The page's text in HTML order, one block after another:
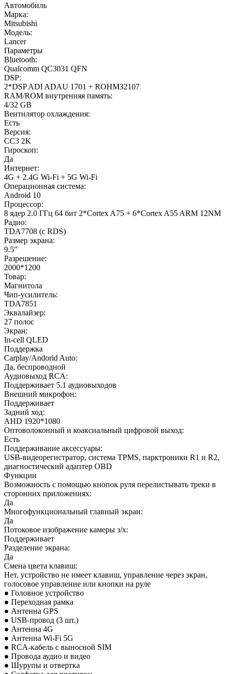
Автомобиль
Марка:
Mitsubishi
Модель:
Lancer
Параметры
Bluetooth:
Qualcomm QC3031 QFN
DSP:
2*DSP ADI ADAU 1701 + ROHM32107
RAM/ROM внутренняя память:
4/32 GB
Вентилятор охлаждения:
Есть
Версия:
CC3 2K
Гироскоп:
Да
Интернет:
4G + 2.4G Wi-Fi + 5G Wi-Fi
Операционная система:
Android 10
Процессор:
8 ядер 2.0 ГГц 64 бит 2*Cortex A75 + 6*Cortex A55 ARM 12NM
Радио:
TDA7708 (с RDS)
Размер экрана:
9.5"
Разрешение:
2000*1200
Товар:
Магнитола
Чип-усилитель:
TDA7851
Эквалайзер:
27 полос
Экран:
In-cell QLED
Поддержка
Carplay/Andorid Auto:
Да, беспроводной
Аудиовыход RCA:
Поддерживает 5.1 аудиовыходов
Внешний микрофон:
Поддерживает
Задний ход:
AHD 1920*1080
Оптоволоконный и коаксиальный цифровой выход:
Есть
Поддерживание аксессуары:
USB-видеорегистратор, система TPMS, парктроники R1 и R2,
диагностический адаптер OBD
Функции
Возможность с помощью кнопок руля перелистывать треки в
сторонних приложениях:
Да
Многофункциональный главный экран:
Да
Потоковое изображение камеры з/х:
Поддерживает
Разделение экрана:
Да
Смена цвета клавиш:
Нет, устройство не имеет клавиш, управление через экран,
голосовое управление или кнопки на руле
● Головное устройство
● Переходная рамка
● Антенна GPS
● USB-провод (3 шт.)
● Антенна 4G
● Антенна Wi-Fi 5G
● RCA-кабель с выносной SIM
● Провода аудио и видео
● Шурупы и отвертка